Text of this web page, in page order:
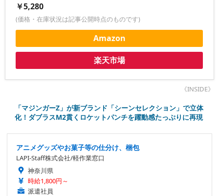
￥5,280
(価格・在庫状況は記事公開時点のものです)
Amazon
楽天市場
《INSIDE》
「マジンガーZ」が新ブランド「シーンセレクション」で立体
化！ダブラスM2貫くロケットパンチを躍動感たっぷりに再現
アニメグッズやお菓子等の仕分け、梱包
LAPI-Staff株式会社/軽作業窓口
神奈川県
時給1,800円～
派遣社員